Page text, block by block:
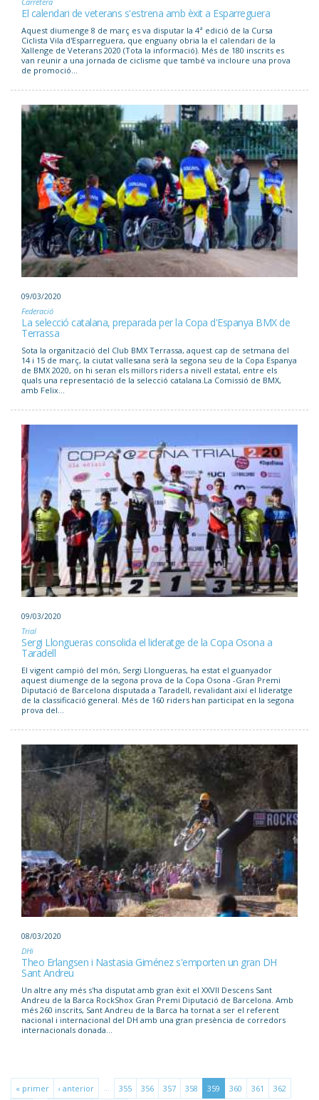
El calendari de veterans s'estrena amb èxit a Esparreguera
Aquest diumenge 8 de març es va disputar la 4ª edició de la Cursa
Ciclista Vila d'Esparreguera, que enguany obria la el calendari de la
Xallenge de Veterans 2020 (Tota la informació). Més de 180 inscrits es
van reunir a una jornada de ciclisme que també va incloure una prova
de promoció...
09/03/2020
Federació
La selecció catalana, preparada per la Copa d'Espanya BMX de
Terrassa
Sota la organització del Club BMX Terrassa, aquest cap de setmana del
14 i 15 de març, la ciutat vallesana serà la segona seu de la Copa Espanya
de BMX 2020, on hi seran els millors riders a nivell estatal, entre els
quals una representació de la selecció catalana.La Comissió de BMX,
amb Felix...
09/03/2020
Trial
Sergi Llongueras consolida el lideratge de la Copa Osona a
Taradell
El vigent campió del món, Sergi Llongueras, ha estat el guanyador
aquest diumenge de la segona prova de la Copa Osona -Gran Premi
Diputació de Barcelona disputada a Taradell, revalidant així el lideratge
de la classificació general. Més de 160 riders han participat en la segona
prova del...
08/03/2020
DHi
Theo Erlangsen i Nastasia Giménez s'emporten un gran DH
Sant Andreu
Un altre any més s'ha disputat amb gran èxit el XXVII Descens Sant
Andreu de la Barca RockShox Gran Premi Diputació de Barcelona. Amb
més 260 inscrits, Sant Andreu de la Barca ha tornat a ser el referent
nacional i internacional del DH amb una gran presència de corredors
internacionals donada...
« primer ‹ anterior 355 356 357 358 359 360 361
362